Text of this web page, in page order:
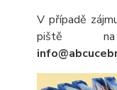
V případě
piště